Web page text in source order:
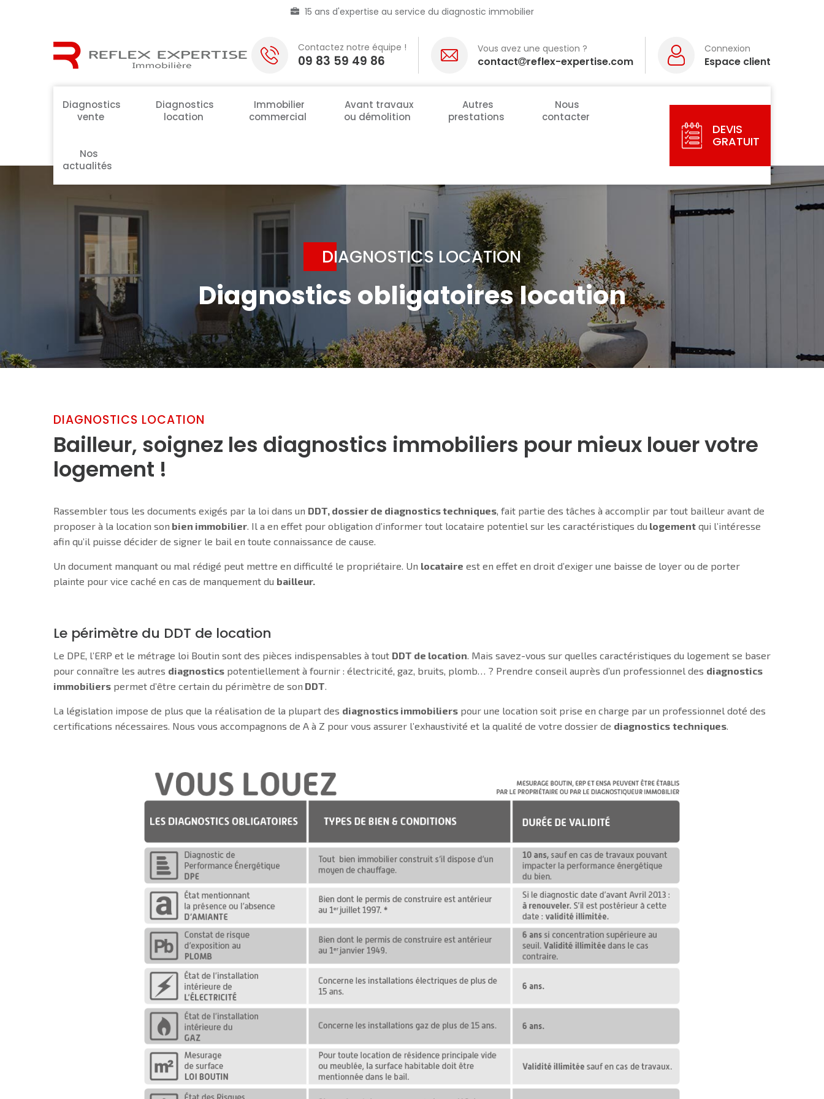
15 ans d'expertise au service du diagnostic immobilier
Contactez notre équipe !
09 83 59 49 86
Vous avez une question ?
contact reflex-expertise.com
Connexion
Espace client
Diagnostics
vente
Diagnostics
location
Immobilier
commercial
Avant travaux
ou démolition
Autres
prestations
Nous
contacter
Nos
actualités
DEVIS
GRATUIT
DIAGNOSTICS LOCATION
Diagnostics obligatoires location
DIAGNOSTICS LOCATION
Bailleur, soignez les diagnostics immobiliers pour mieux louer votre
logement !
Rassembler tous les documents exigés par la loi dans un DDT, dossier de diagnostics techniques, fait partie des tâches à accomplir par tout bailleur avant de
proposer à la location son bien immobilier. Il a en effet pour obligation d’informer tout locataire potentiel sur les caractéristiques du logement qui l’intéresse
afin qu’il puisse décider de signer le bail en toute connaissance de cause.
Un document manquant ou mal rédigé peut mettre en difficulté le propriétaire. Un locataire est en effet en droit d’exiger une baisse de loyer ou de porter
plainte pour vice caché en cas de manquement du bailleur.
Le périmètre du DDT de location
Le DPE, l’ERP et le métrage loi Boutin sont des pièces indispensables à tout DDT de location. Mais savez-vous sur quelles caractéristiques du logement se baser
pour connaître les autres diagnostics potentiellement à fournir : électricité, gaz, bruits, plomb… ? Prendre conseil auprès d’un professionnel des diagnostics
immobiliers permet d’être certain du périmètre de son DDT.
La législation impose de plus que la réalisation de la plupart des diagnostics immobiliers pour une location soit prise en charge par un professionnel doté des
certifications nécessaires. Nous vous accompagnons de A à Z pour vous assurer l’exhaustivité et la qualité de votre dossier de diagnostics techniques.